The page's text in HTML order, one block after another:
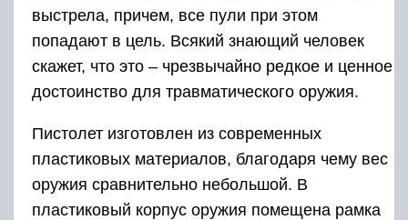
выстрела, причем, все пули при этом
попадают в цель. Всякий знающий человек
скажет, что это – чрезвычайно редкое и ценное
достоинство для травматического оружия.
Пистолет изготовлен из современных
пластиковых материалов, благодаря чему вес
оружия сравнительно небольшой. В
пластиковый корпус оружия помещена рамка